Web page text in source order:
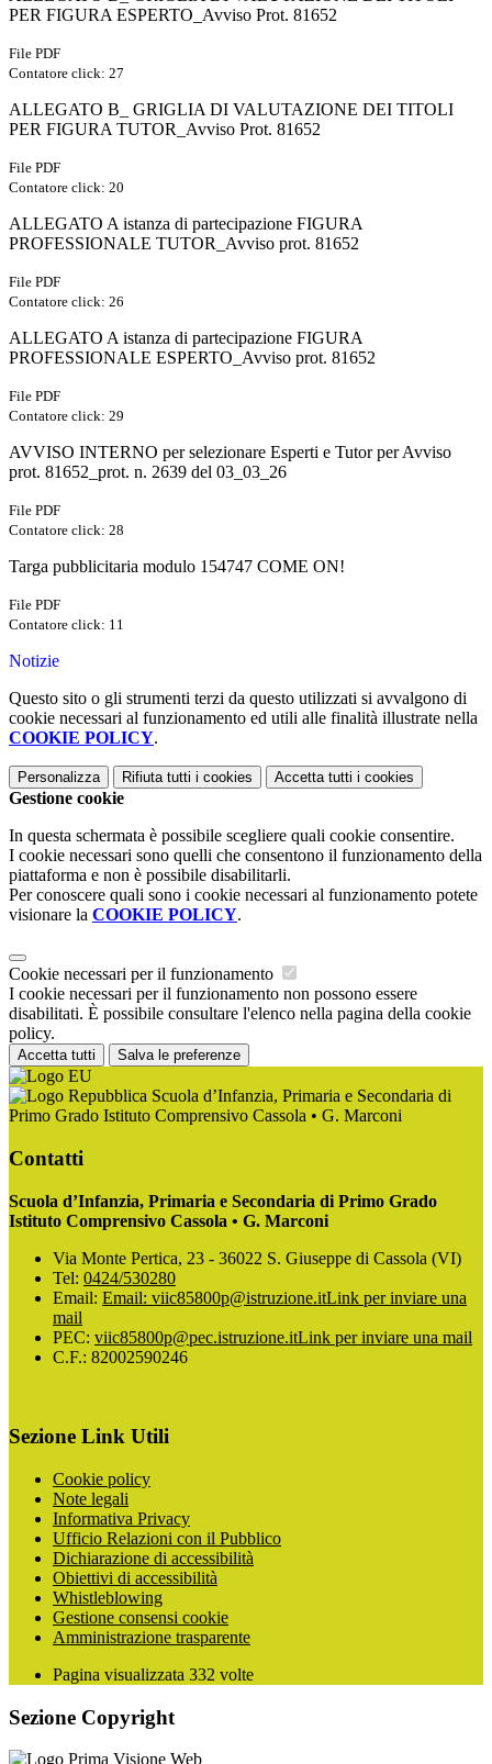
PER FIGURA ESPERTO_Avviso Prot. 81652
File PDF
Contatore click: 27
ALLEGATO B_ GRIGLIA DI VALUTAZIONE DEI TITOLI
PER FIGURA TUTOR_Avviso Prot. 81652
File PDF
Contatore click: 20
ALLEGATO A istanza di partecipazione FIGURA
PROFESSIONALE TUTOR_Avviso prot. 81652
File PDF
Contatore click: 26
ALLEGATO A istanza di partecipazione FIGURA
PROFESSIONALE ESPERTO_Avviso prot. 81652
File PDF
Contatore click: 29
AVVISO INTERNO per selezionare Esperti e Tutor per Avviso
prot. 81652_prot. n. 2639 del 03_03_26
File PDF
Contatore click: 28
Targa pubblicitaria modulo 154747 COME ON!
File PDF
Contatore click: 11
Notizie
Questo sito o gli strumenti terzi da questo utilizzati si avvalgono di
cookie necessari al funzionamento ed utili alle finalità illustrate nella
COOKIE POLICY.
Personalizza Rifiuta tutti i cookies Accetta tutti i cookies
Gestione cookie
In questa schermata è possibile scegliere quali cookie consentire.
I cookie necessari sono quelli che consentono il funzionamento della
piattaforma e non è possibile disabilitarli.
Per conoscere quali sono i cookie necessari al funzionamento potete
visionare la COOKIE POLICY.
Cookie necessari per il funzionamento
I cookie necessari per il funzionamento non possono essere
disabilitati. È possibile consultare l'elenco nella pagina della cookie
policy.
Accetta tutti Salva le preferenze
Scuola d’Infanzia, Primaria e Secondaria di
Primo Grado Istituto Comprensivo Cassola • G. Marconi
Contatti
Scuola d’Infanzia, Primaria e Secondaria di Primo Grado
Istituto Comprensivo Cassola • G. Marconi
Via Monte Pertica, 23 - 36022 S. Giuseppe di Cassola (VI)
Tel: 0424/530280
Email: Email: viic85800p@istruzione.itLink per inviare una
mail
PEC: viic85800p@pec.istruzione.itLink per inviare una mail
C.F.: 82002590246
Sezione Link Utili
Cookie policy
Note legali
Informativa Privacy
Ufficio Relazioni con il Pubblico
Dichiarazione di accessibilità
Obiettivi di accessibilità
Whistleblowing
Gestione consensi cookie
Amministrazione trasparente
Pagina visualizzata 332 volte
Sezione Copyright